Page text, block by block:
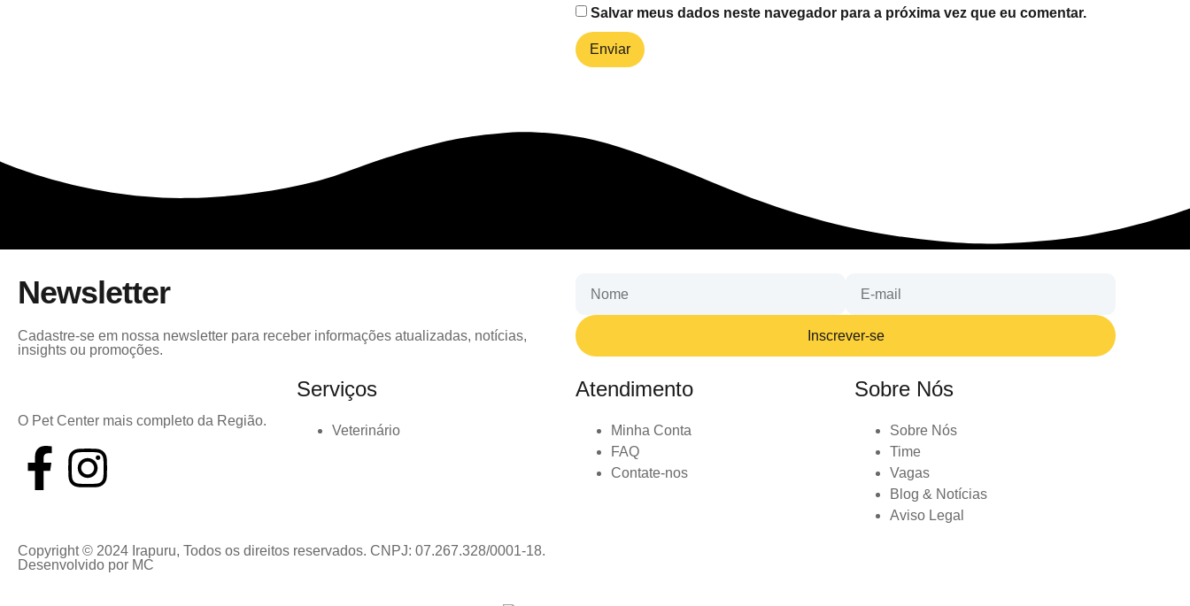
Salvar meus dados neste navegador para a próxima vez que eu comentar.
Newsletter
Cadastre-se em nossa newsletter para receber informações atualizadas, notícias,
insights ou promoções.
Inscrever-se
O Pet Center mais completo da Região.
Serviços
Veterinário
Atendimento
Minha Conta
FAQ
Contate-nos
Sobre Nós
Sobre Nós
Time
Vagas
Blog & Notícias
Aviso Legal
Copyright © 2024 Irapuru, Todos os direitos reservados. CNPJ: 07.267.328/0001-18.
Desenvolvido por MC